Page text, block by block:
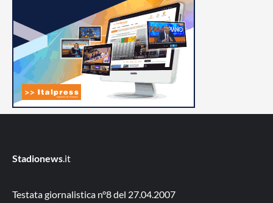
Stadionews.it
Testata giornalistica n°8 del 27.04.2007